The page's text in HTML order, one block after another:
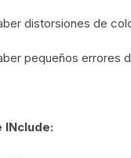
distorsiones de
pequeños errores
INclude: